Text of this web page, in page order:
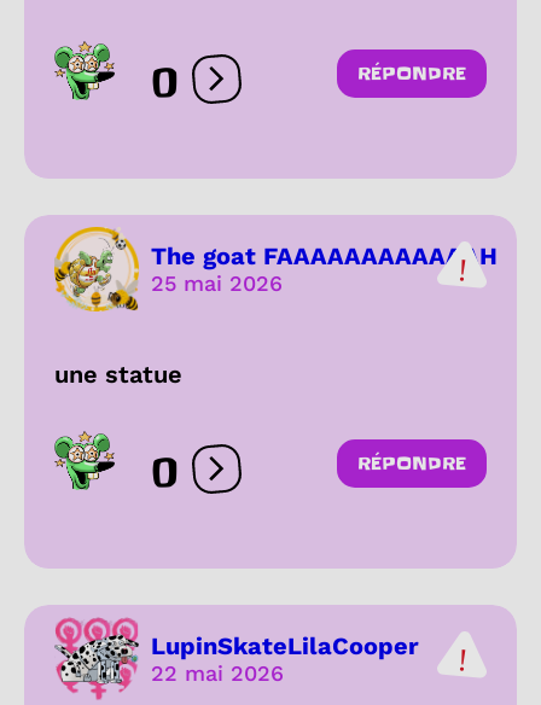
0 Ouvrir les réactions
RÉPONDRE
The goat FAAAAAAAAAAAAH
25 mai 2026
une statue
0 Ouvrir les réactions
RÉPONDRE
LupinSkateLilaCooper
22 mai 2026